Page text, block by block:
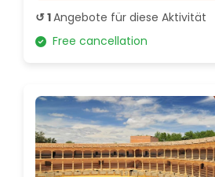
↺ 1Angebote für diese Aktivität
Free cancellation